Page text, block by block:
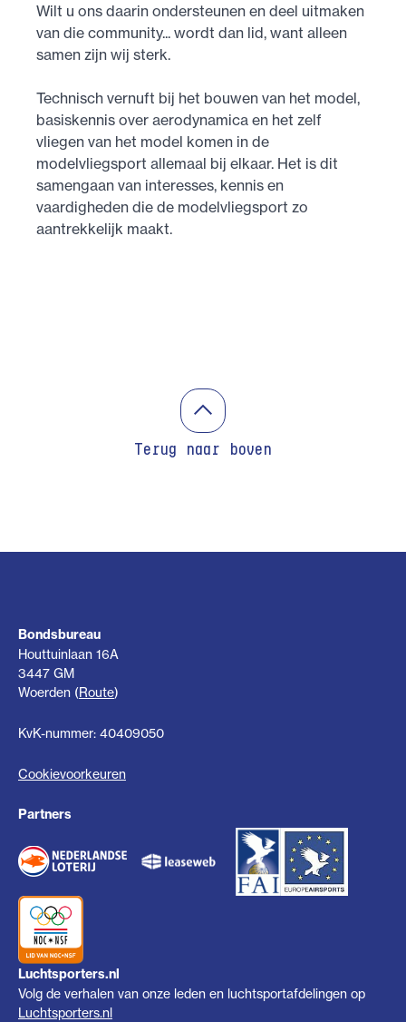
Wilt u ons daarin ondersteunen en deel uitmaken
van die community... wordt dan lid, want alleen
samen zijn wij sterk.
Technisch vernuft bij het bouwen van het model,
basiskennis over aerodynamica en het zelf
vliegen van het model komen in de
modelvliegsport allemaal bij elkaar. Het is dit
samengaan van interesses, kennis en
vaardigheden die de modelvliegsport zo
aantrekkelijk maakt.
Terug naar boven
Bondsbureau
Houttuinlaan 16A
3447 GM
Woerden (Route)
KvK-nummer: 40409050
Cookievoorkeuren
Partners
Luchtsporters.nl
Volg de verhalen van onze leden en luchtsportafdelingen op
Luchtsporters.nl